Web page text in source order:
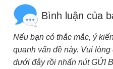
Bình luận của
Nếu bạn có thắc mắc, ý
quanh vấn đề này. Vui
dưới đây rồi nhấn nút GỬI